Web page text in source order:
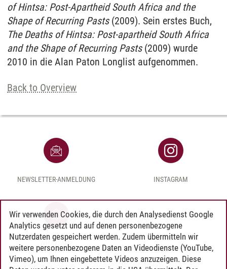
of Hintsa: Post-Apartheid South Africa and the
Shape of Recurring Pasts(2009). Sein erstes Buch,
The Deaths of Hintsa: Post-apartheid South Africa
and the Shape of Recurring Pasts(2009) wurde
2010 in die Alan Paton Longlist aufgenommen.
Back to Overview
NEWSLETTER-ANMELDUNG INSTAGRAM
WHATSAPP
Wir verwenden Cookies, die durch den Analysedienst Google
Analytics gesetzt und auf denen personenbezogene
Nutzerdaten gespeichert werden. Zudem übermitteln wir
weitere personenbezogene Daten an Videodienste (YouTube,
Vimeo), um Ihnen eingebettete Videos anzuzeigen. Diese